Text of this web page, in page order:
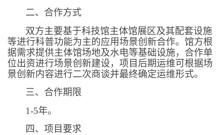
二、合作方式
双方主要基于科技馆主体馆展区及其配套设施
等进行科普功能为主的应用场景创新合作。馆方根
据需求提供主体馆场地及水电等基础设施，合作单
位出资进行场景创新建设，项目后期运维可根据场
景创新内容进行二次商谈并最终确定运维形式。
三、合作期限
1-5年。
四、项目要求